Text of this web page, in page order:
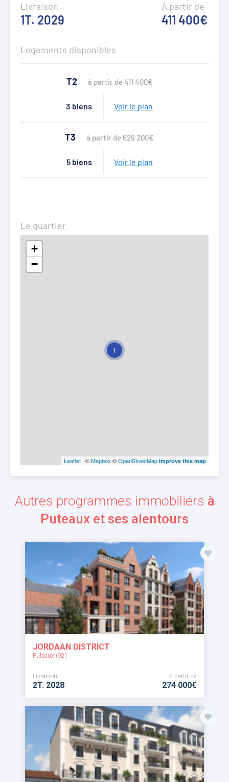
Livraison
1T. 2029
À partir de
411 400€
Logements disponibles
T2 à partir de 411 400€
3 biens Voir le plan
T3 à partir de 629 200€
5 biens Voir le plan
Le quartier
1
+
−
Leaflet | ©Mapbox ©OpenStreetMap Improve this map
Autres programmes immobiliers à
Puteaux et ses alentours
JORDAAN DISTRICT
Puteaux (92)
Livraison
2T. 2028
A partir de
274 000€